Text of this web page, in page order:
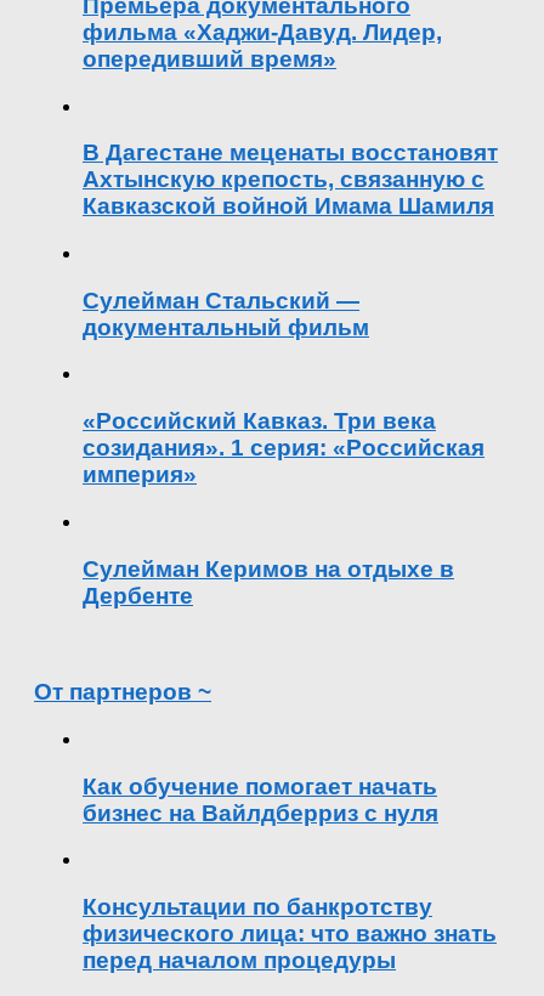
Премьера документального
фильма «Хаджи-Давуд. Лидер,
опередивший время»
В Дагестане меценаты восстановят
Ахтынскую крепость, связанную с
Кавказской войной Имама Шамиля
Сулейман Стальский —
документальный фильм
«Российский Кавказ. Три века
созидания». 1 серия: «Российская
империя»
Сулейман Керимов на отдыхе в
Дербенте
От партнеров ~
Как обучение помогает начать
бизнес на Вайлдберриз с нуля
Консультации по банкротству
физического лица: что важно знать
перед началом процедуры